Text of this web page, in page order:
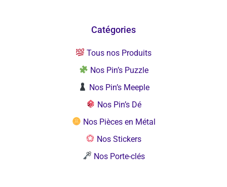
Catégories
Tous nos Produits
Nos Pin’s Puzzle
Nos Pin’s Meeple
Nos Pin’s Dé
Nos Pièces en Métal
Nos Stickers
Nos Porte-clés